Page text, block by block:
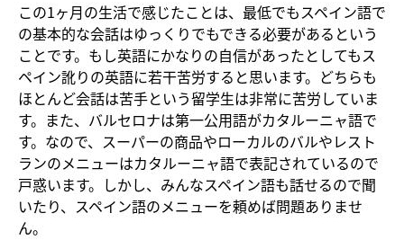
この1ヶ月の生活で感じたことは、最低でもスペイン語で
の基本的な会話はゆっくりでもできる必要があるという
ことです。もし英語にかなりの自信があったとしてもス
ペイン訛りの英語に若干苦労すると思います。どちらも
ほとんど会話は苦手という留学生は非常に苦労していま
す。また、バルセロナは第一公用語がカタルーニャ語で
す。なので、スーパーの商品やローカルのバルやレスト
ランのメニューはカタルーニャ語で表記されているので
戸惑います。しかし、みんなスペイン語も話せるので聞
いたり、スペイン語のメニューを頼めば問題ありませ
ん。